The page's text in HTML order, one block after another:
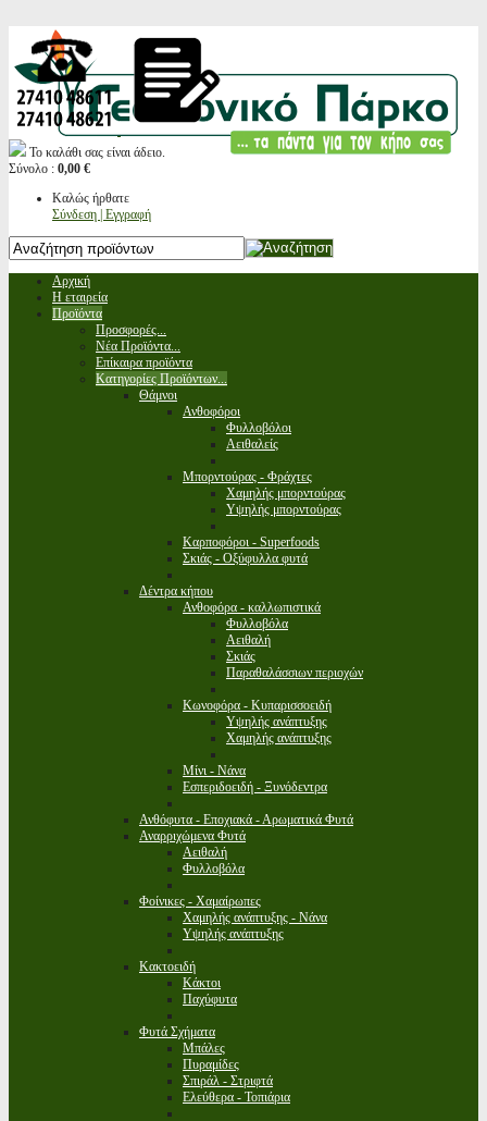
Το καλάθι σας είναι άδειο.
Σύνολο : 0,00 €
Καλώς ήρθατε
Σύνδεση | Εγγραφή
Αρχική
Η εταιρεία
Προϊόντα
Προσφορές...
Νέα Προϊόντα...
Επίκαιρα προϊόντα
Κατηγορίες Προϊόντων...
Θάμνοι
Ανθοφόροι
Φυλλοβόλοι
Αειθαλείς
Μπορντούρας - Φράχτες
Χαμηλής μπορντούρας
Υψηλής μπορντούρας
Καρποφόροι - Superfoods
Σκιάς - Οξύφυλλα φυτά
Δέντρα κήπου
Ανθοφόρα - καλλωπιστικά
Φυλλοβόλα
Αειθαλή
Σκιάς
Παραθαλάσσιων περιοχών
Κωνοφόρα - Κυπαρισσοειδή
Υψηλής ανάπτυξης
Χαμηλής ανάπτυξης
Μίνι - Νάνα
Εσπεριδοειδή - Ξυνόδεντρα
Ανθόφυτα - Εποχιακά - Αρωματικά Φυτά
Αναρριχώμενα Φυτά
Αειθαλή
Φυλλοβόλα
Φοίνικες - Χαμαίρωπες
Χαμηλής ανάπτυξης - Νάνα
Υψηλής ανάπτυξης
Κακτοειδή
Κάκτοι
Παχύφυτα
Φυτά Σχήματα
Μπάλες
Πυραμίδες
Σπιράλ - Στριφτά
Ελεύθερα - Τοπιάρια